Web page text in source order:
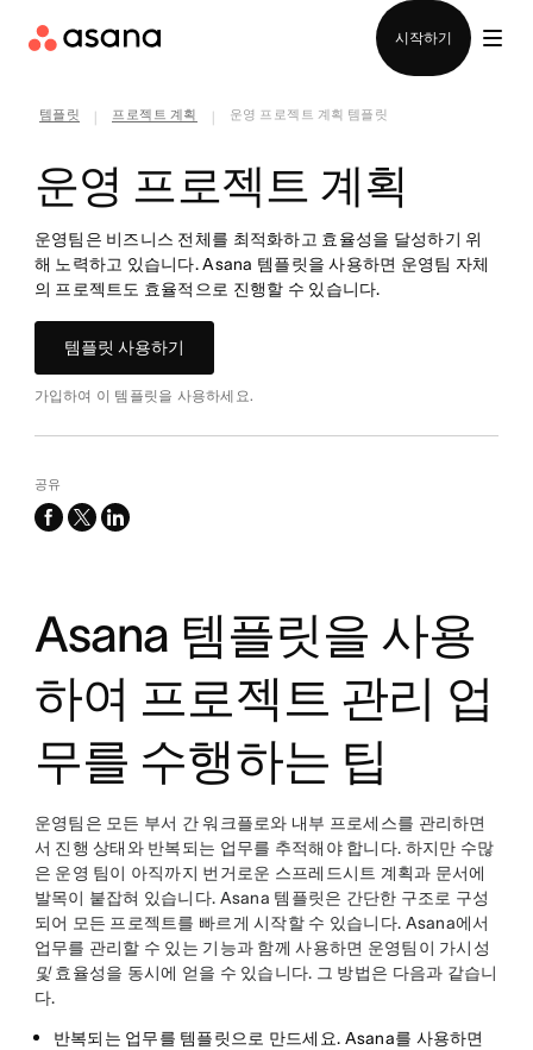
시작하기
템플릿 프로젝트 계획 운영 프로젝트 계획 템플릿
운영 프로젝트 계획
운영팀은 비즈니스 전체를 최적화하고 효율성을 달성하기 위
해 노력하고 있습니다. Asana 템플릿을 사용하면 운영팀 자체
의 프로젝트도 효율적으로 진행할 수 있습니다.
템플릿 사용하기
가입하여 이 템플릿을 사용하세요.
공유
facebook
x-
linkedin
Asana 템플릿을 사용
하여 프로젝트 관리 업
무를 수행하는 팁
운영팀은 모든 부서 간 워크플로와 내부 프로세스를 관리하면
서 진행 상태와 반복되는 업무를 추적해야 합니다. 하지만 수많
은 운영 팀이 아직까지 번거로운 스프레드시트 계획과 문서에
발목이 붙잡혀 있습니다. Asana 템플릿은 간단한 구조로 구성
되어 모든 프로젝트를 빠르게 시작할 수 있습니다. Asana에서
업무를 관리할 수 있는 기능과 함께 사용하면 운영팀이 가시성
및효율성을 동시에 얻을 수 있습니다. 그 방법은 다음과 같습니
다.
반복되는 업무를 템플릿으로 만드세요. Asana를 사용하면